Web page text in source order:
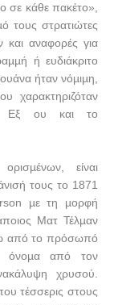
σε κάθε πακέτο»,
τους στρατιώτες
αναφορές για
ή ευδιάκριτο
ήταν νόµιµη,
χαρακτηριζόταν
Εξ ου και το
είναι
τους το 1871
µε τη µορφή
Ματ Τέλµαν
από το πρόσωπό
όνοµα από τον
χρυσού.
τέσσερις στους